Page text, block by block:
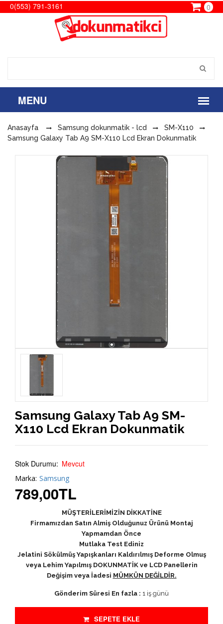
0(553) 791-3161 0
Anasayfa Samsung dokunmatik - lcd
SM-X110
Samsung Galaxy Tab A9 SM-X110 Lcd Ekran Dokunmatik
Samsung Galaxy Tab A9 SM-
X110 Lcd Ekran Dokunmatik
Stok Durumu: Mevcut
Marka: Samsung
789,00TL
MÜŞTERİLERİMİZİN DİKKATİNE
Firmamızdan Satın Almiş Olduğunuz Ürünü Montaj
Yapmamdan Önce
Mutlaka Test Ediniz
Jelatini Sökülmüş Yapışkanları Kaldırılmış Deforme Olmuş
veya Lehim Yapılmış DOKUNMATİK ve LCD Panellerin
Değişim veya İadesi MÜMKÜN DEĞİLDİR.
Gönderim Süresi En fazla : 1 iş günü
SEPETE EKLE